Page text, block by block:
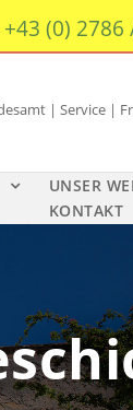
+43 (0) 2786
| Service |
UNSER
KONTAKT